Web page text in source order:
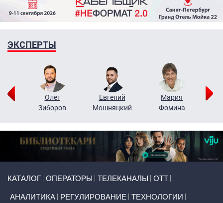
ЭКСПЕРТЫ
Олег
Зиборов
Евгений
Мошняцкий
Мария
Фомина
КАТАЛОГ ОПЕРАТОРЫ ТЕЛЕКАНАЛЫ ОТТ
АНАЛИТИКА РЕГУЛИРОВАНИЕ ТЕХНОЛОГИИ